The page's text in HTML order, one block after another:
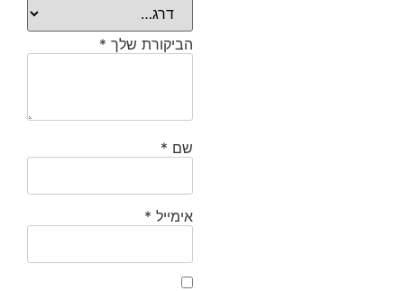
הביקורת שלך *
שם *
אימייל *